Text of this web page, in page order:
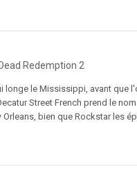
Redemption 2
longe le Mississippi, avant
Street French prend le
bien que Rockstar les